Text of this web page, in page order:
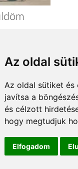
Az oldal
Az oldal sütiket és
javítsa a
és célzott
hogy megtudjuk
Elfogadom
tájékoztató